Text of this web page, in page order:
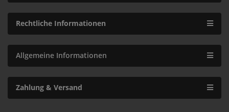
Rechtliche Informationen
Allgemeine Informationen
Zahlung & Versand